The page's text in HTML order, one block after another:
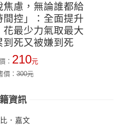
慮，無論誰都給
控」：全面提升
花最少力氣取最大
到死又被嫌到死
： 210元
價：300元
資訊
．嘉文